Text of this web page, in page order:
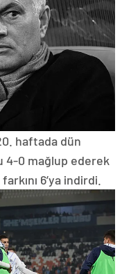
haftada dün
4-0 mağlup ederek
6’ya indirdi.